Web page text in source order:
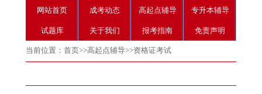
网站首页 成考动态 高起点辅导 专升本辅导
试题库 关于我们 报考指南 免责声明
当前位置： 首页>>高起点辅导>>资格证考试